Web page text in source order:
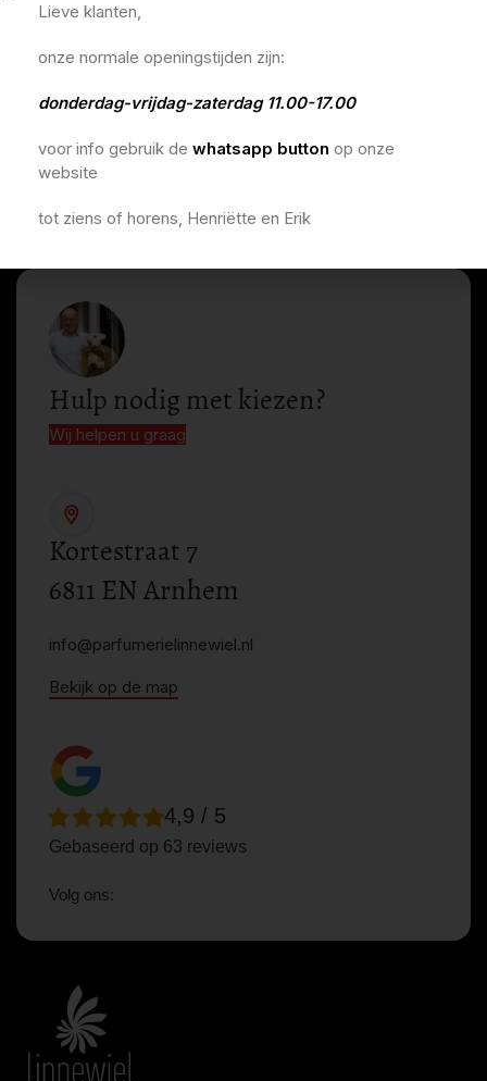
Hulp nodig met kiezen?
Wij helpen u graag
Kortestraat 7
6811 EN Arnhem
info@parfumerielinnewiel.nl
Bekijk op de map
4,9 / 5
Gebaseerd op 63 reviews
Volg ons:
Lieve klanten,
onze normale openingstijden zijn:
donderdag-vrijdag-zaterdag 11.00-17.00
voor info gebruik de whatsapp button op onze
website
tot ziens of horens, Henriëtte en Erik